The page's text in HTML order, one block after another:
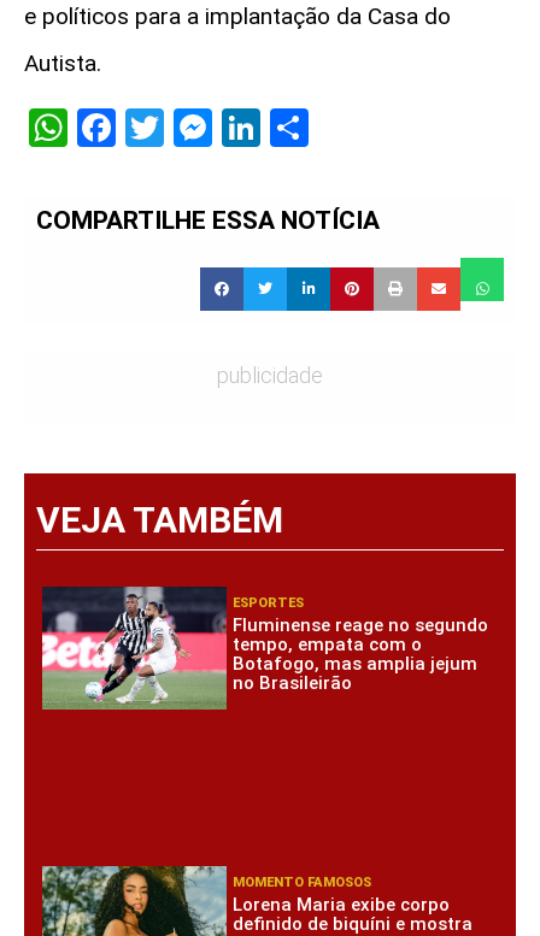
e políticos para a implantação da Casa do
Autista.
WhatsApp
Facebook
Twitter
Messenger
LinkedIn
COMPARTILHE ESSA NOTÍCIA
publicidade
VEJA TAMBÉM
ESPORTES
Fluminense reage no segundo
tempo, empata com o
Botafogo, mas amplia jejum
no Brasileirão
MOMENTO FAMOSOS
Lorena Maria exibe corpo
definido de biquíni e mostra